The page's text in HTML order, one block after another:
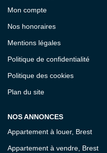
Mon compte
Nos honoraires
Mentions légales
Politique de confidentialité
Politique des cookies
Plan du site
NOS ANNONCES
Appartement à louer, Brest
Appartement à vendre, Brest